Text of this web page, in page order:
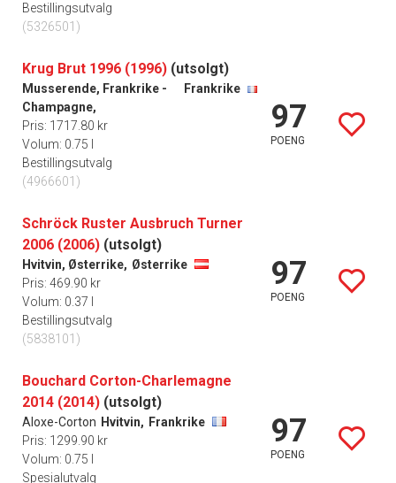
Bestillingsutvalg
(5326501)
Krug Brut 1996 (1996) (utsolgt)
Musserende, Frankrike -
Champagne,
Frankrike
Pris: 1717.80 kr
Volum: 0.75 l
Bestillingsutvalg
(4966601)
97
POENG
Schröck Ruster Ausbruch Turner
2006 (2006) (utsolgt)
Hvitvin, Østerrike, Østerrike
Pris: 469.90 kr
Volum: 0.37 l
Bestillingsutvalg
(5838101)
97
POENG
Bouchard Corton-Charlemagne
2014 (2014) (utsolgt)
Aloxe-Corton Hvitvin, Frankrike
Pris: 1299.90 kr
Volum: 0.75 l
Spesialutvalg
97
POENG